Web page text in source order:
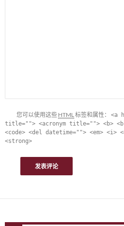
您可以使用这些 HTML标签和属性： <a
title=""> <acronym title=""> <b>
<code> <del datetime=""> <em>
<strong>